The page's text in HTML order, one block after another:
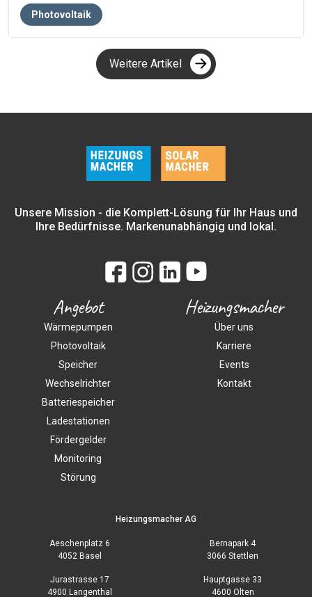
Photovoltaik
Weitere Artikel
Angebot
Wärmepumpen
Photovoltaik
Speicher
Wechselrichter
Batteriespeicher
Ladestationen
Fördergelder
Monitoring
Störung
Unsere Mission - die Komplett-Lösung für Ihr Haus und
Ihre Bedürfnisse. Markenunabhängig und lokal.
Heizungsmacher
Über uns
Karriere
Events
Kontakt
Heizungsmacher AG
Aeschenplatz 6
4052 Basel
Bernapark 4
3066 Stettlen
Jurastrasse 17
4900 Langenthal
Hauptgasse 33
4600 Olten